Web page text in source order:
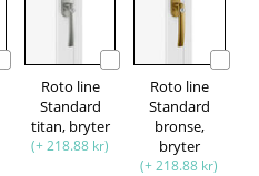
Roto line
Standard
titan, bryter
(+ 218.88 kr)
Roto line
Standard
bronse,
bryter
(+ 218.88 kr)